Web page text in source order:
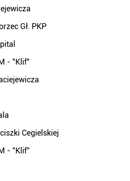
Gł. PKP
- "Klif"
Cegielskiej
- "Klif"